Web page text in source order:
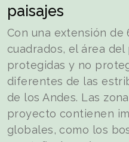
paisajes
Con una extensión de
cuadrados, el área
protegidas y no
diferentes de las
de los Andes. Las
proyecto contienen
globales, como los